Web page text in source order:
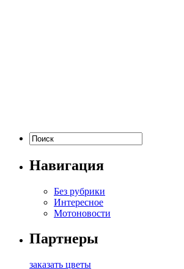
Навигация
Без рубрики
Интересное
Мотоновости
Партнеры
заказать цветы